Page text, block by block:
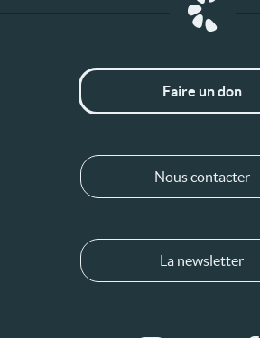
Faire un don
Nous contacter
La newsletter